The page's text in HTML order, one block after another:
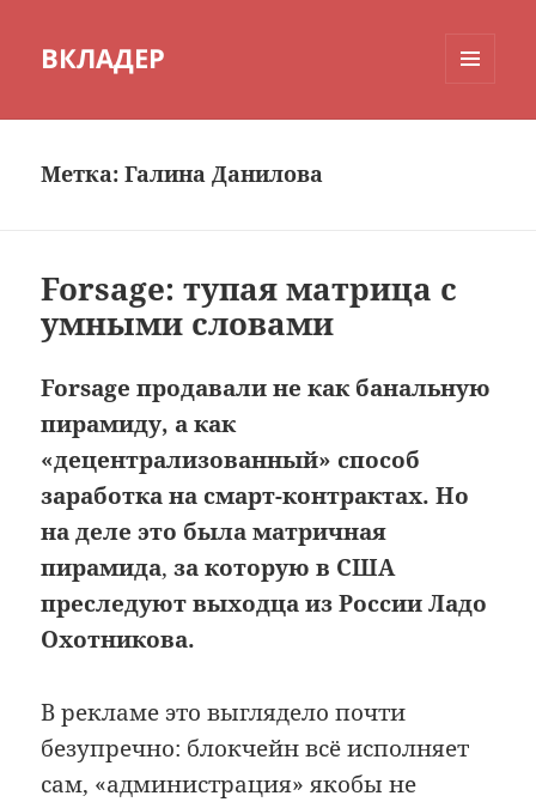
ВКЛАДЕР
Метка:Галина Данилова
Forsage: тупая матрица с
умными словами
Forsage продавали не как банальную
пирамиду, а как
«децентрализованный» способ
заработка на смарт-контрактах. Но
на деле это была матричная
пирамида,за которую в США
преследуют выходца из России Ладо
Охотникова.
В рекламе это выглядело почти
безупречно: блокчейн всё исполняет
сам, «администрация» якобы не